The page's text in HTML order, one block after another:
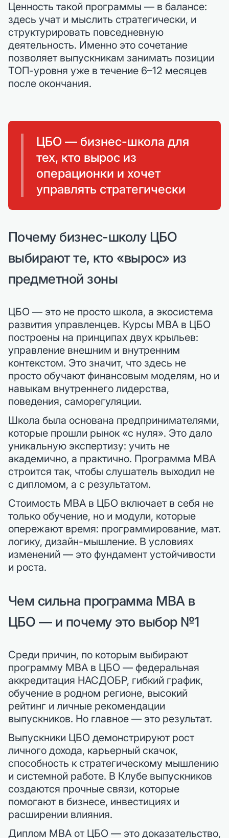
Ценность такой программы — в балансе:
здесь учат и мыслить стратегически, и
структурировать повседневную
деятельность. Именно это сочетание
позволяет выпускникам занимать позиции
ТОП-уровня уже в течение 6–12 месяцев
после окончания.
ЦБО — бизнес-школа для
тех, кто вырос из
операционки и хочет
управлять стратегически
Почему бизнес-школу ЦБО
выбирают те, кто «вырос» из
предметной зоны
ЦБО — это не просто школа, а экосистема
развития управленцев. Курсы MBA в ЦБО
построены на принципах двух крыльев:
управление внешним и внутренним
контекстом. Это значит, что здесь не
просто обучают финансовым моделям, но и
навыкам внутреннего лидерства,
поведения, саморегуляции.
Школа была основана предпринимателями,
которые прошли рынок «с нуля». Это дало
уникальную экспертизу: учить не
академично, а практично. Программа MBA
строится так, чтобы слушатель выходил не
с дипломом, а с результатом.
Стоимость MBA в ЦБО включает в себя не
только обучение, но и модули, которые
опережают время: программирование, мат.
логику, дизайн-мышление. В условиях
изменений — это фундамент устойчивости
и роста.
Чем сильна программа MBA в
ЦБО — и почему это выбор №1
Среди причин, по которым выбирают
программу MBA в ЦБО — федеральная
аккредитация НАСДОБР, гибкий график,
обучение в родном регионе, высокий
рейтинг и личные рекомендации
выпускников. Но главное — это результат.
Выпускники ЦБО демонстрируют рост
личного дохода, карьерный скачок,
способность к стратегическому мышлению
и системной работе. В Клубе выпускников
создаются прочные связи, которые
помогают в бизнесе, инвестициях и
расширении влияния.
Диплом MBA от ЦБО — это доказательство,